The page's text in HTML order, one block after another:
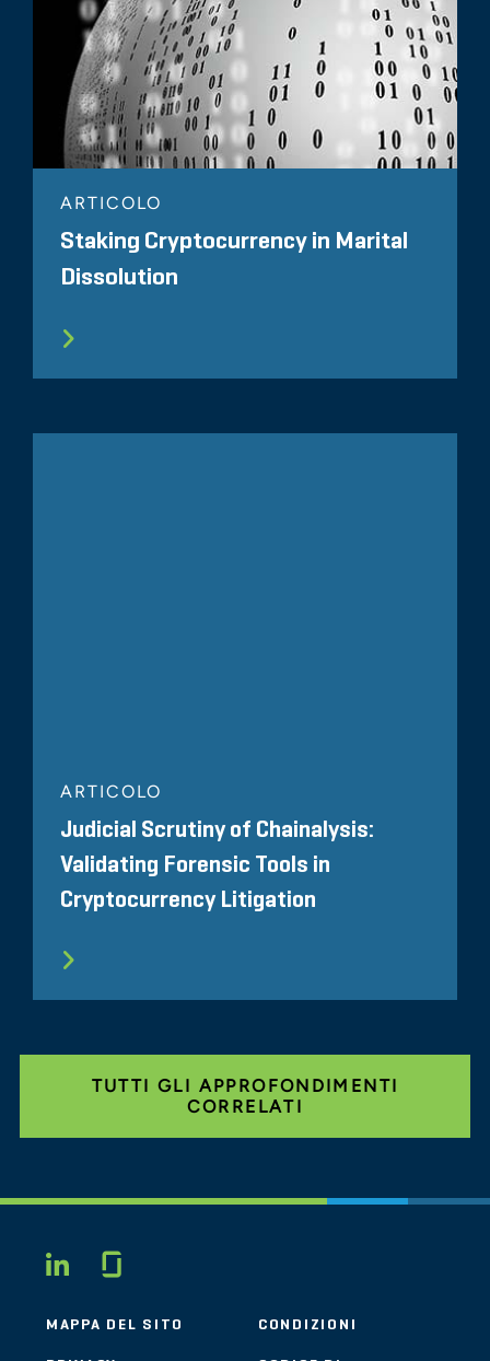
ARTICOLO
Staking Cryptocurrency in Marital
Dissolution
ARTICOLO
Judicial Scrutiny of Chainalysis:
Validating Forensic Tools in
Cryptocurrency Litigation
TUTTI GLI APPROFONDIMENTI
CORRELATI
LINKEDIN
MAPPA DEL SITO CONDIZIONI